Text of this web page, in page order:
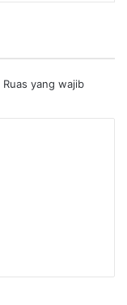
Ruas yang wajib